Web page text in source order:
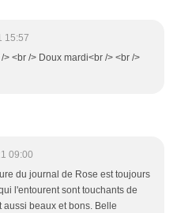
15:57
<br /> Doux mardi<br /> <br />
09:00
du journal de Rose est toujours
l'entourent sont touchants de
aussi beaux et bons. Belle